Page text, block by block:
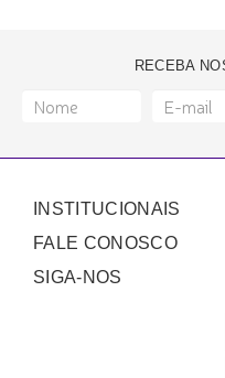
RECEBA
INSTITUCIONAIS
FALE CONOSCO
SIGA-NOS